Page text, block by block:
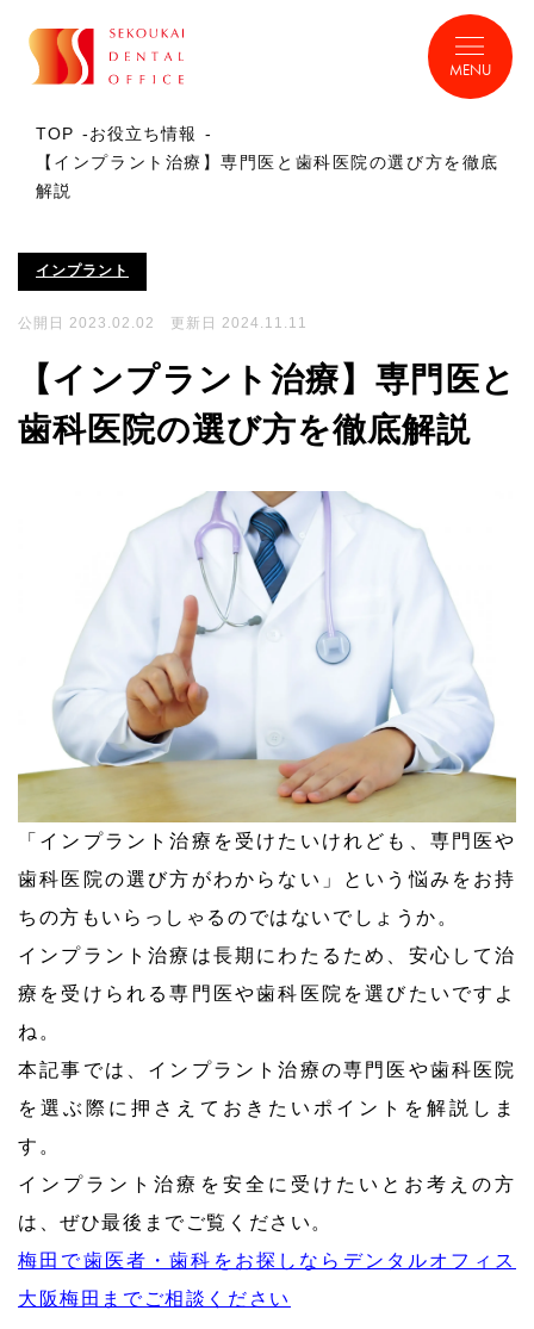
TOP
お役立ち情報
【インプラント治療】専門医と歯科医院の選び方を徹底
解説
インプラント
公開日 2023.02.02 更新日 2024.11.11
【インプラント治療】専門医と
歯科医院の選び方を徹底解説
「インプラント治療を受けたいけれども、専門医や
歯科医院の選び方がわからない」という悩みをお持
ちの方もいらっしゃるのではないでしょうか。
インプラント治療は長期にわたるため、安心して治
療を受けられる専門医や歯科医院を選びたいですよ
ね。
本記事では、インプラント治療の専門医や歯科医院
を選ぶ際に押さえておきたいポイントを解説しま
す。
インプラント治療を安全に受けたいとお考えの方
は、ぜひ最後までご覧ください。
梅田で歯医者・歯科をお探しならデンタルオフィス
大阪梅田までご相談ください
MENU